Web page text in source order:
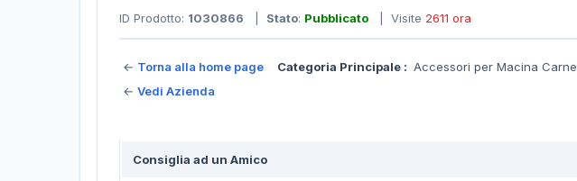
ID Prodotto: 1030866 Stato: Pubblicato | Visite 2611 ora
← Torna alla home page
← Vedi Azienda
Categoria Principale : Accessori per Macina Carne
Consiglia ad un Amico